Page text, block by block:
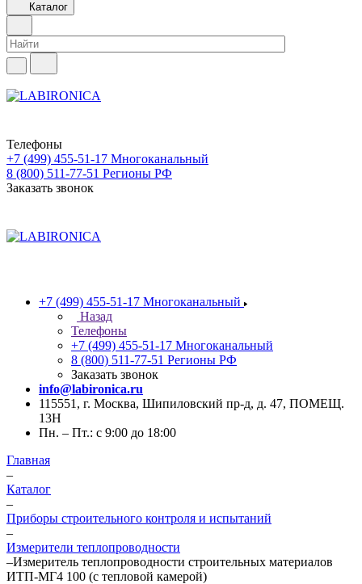
Каталог
Телефоны
+7 (499) 455-51-17 Многоканальный
8 (800) 511-77-51 Регионы РФ
Заказать звонок
+7 (499) 455-51-17 Многоканальный
Назад
Телефоны
+7 (499) 455-51-17 Многоканальный
8 (800) 511-77-51 Регионы РФ
Заказать звонок
info@labironica.ru
115551, г. Москва, Шипиловский пр-д, д. 47, ПОМЕЩ.
13Н
Пн. – Пт.: с 9:00 до 18:00
Главная
–
Каталог
–
Приборы строительного контроля и испытаний
–
Измерители теплопроводности
–Измеритель теплопроводности строительных материалов
ИТП-МГ4 100 (с тепловой камерой)